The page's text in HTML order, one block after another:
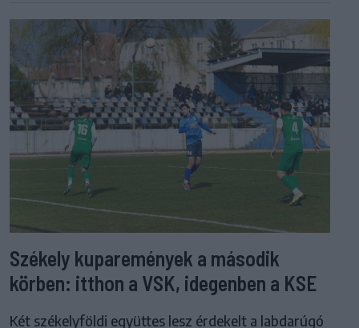
Székely kuparemények a második
körben: itthon a VSK, idegenben a KSE
Két székelyföldi együttes lesz érdekelt a labdarúgó